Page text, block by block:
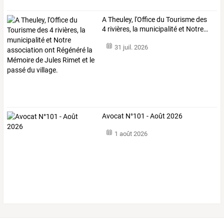
ATheuley, l'Officedu Tourismedes
4 rivières, la municipalitéet Notre…
31 juil. 2026
Avocat N°101 - Août 2026
1 août 2026